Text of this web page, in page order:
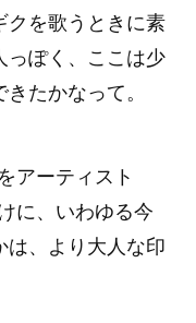
クを歌うときに素
っぽく、ここは少
たかなって。
アーティスト
に、いわゆる今
は、より大人な印